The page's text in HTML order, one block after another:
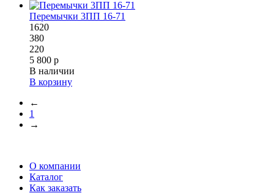
Перемычки 3ПП 16-71
1620
380
220
5 800 р
В наличии
В корзину
←
1
→
О компании
Каталог
Как заказать